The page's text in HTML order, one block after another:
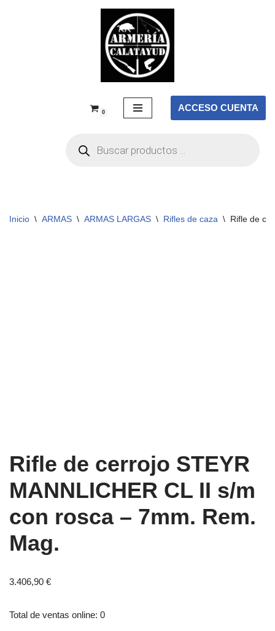
0 ACCESO CUENTA
Inicio \ ARMAS \ ARMAS LARGAS \ Rifles de caza \ Rifle de
Rifle de cerrojo STEYR
MANNLICHER CL II s/m
con rosca – 7mm. Rem.
Mag.
3.406,90 €
Total de ventas online: 0